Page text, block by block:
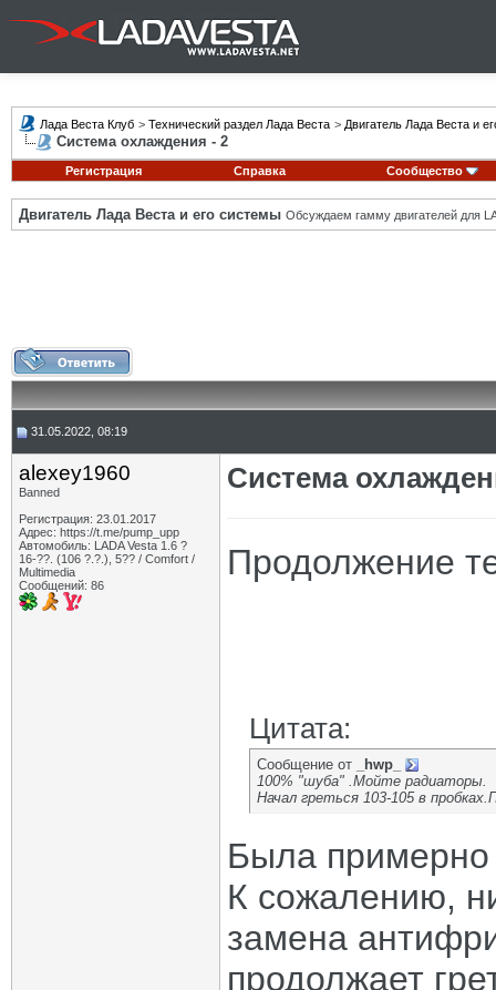
Лада Веста Клуб > Технический раздел Лада Веста > Двигатель Лада Веста и
Система охлаждения - 2
Регистрация Справка Сообщество
Двигатель Лада Веста и его системы Обсуждаем гамму двигателей для
31.05.2022, 08:19
alexey1960
Banned
Регистрация: 23.01.2017
Адрес: https://t.me/pump_upp
Автомобиль: LADA Vesta 1.6 ?
16-??. (106 ?.?.), 5?? / Comfort /
Multimedia
Сообщений: 86
Система
Продолжение
Цитата:
Сообщение от
_hwp_
100% "шуба" .Мойте радиаторы.
Начал греться 103-105 в
Была примерно
К сожалению,
замена
продолжает